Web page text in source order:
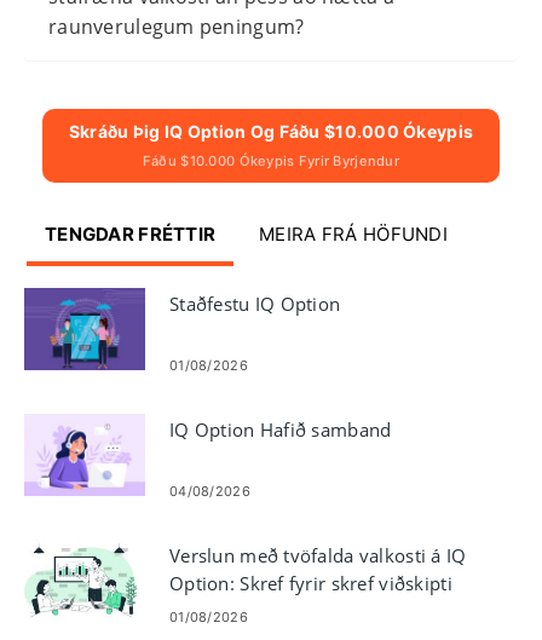
raunverulegum peningum?
Skráðu Þig IQ Option Og Fáðu $10.000 Ókeypis
Fáðu $10.000 Ókeypis Fyrir Byrjendur
TENGDAR FRÉTTIR MEIRA FRÁ HÖFUNDI
Staðfestu IQ Option
01/08/2026
IQ Option Hafið samband
04/08/2026
Verslun með tvöfalda valkosti á IQ
Option: Skref fyrir skref viðskipti
01/08/2026